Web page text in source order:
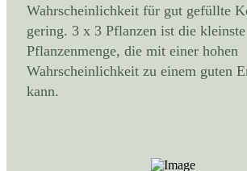
Wahrscheinlichkeit für gut gefüllte
gering. 3 x 3 Pflanzen ist die kleinste
Pflanzenmenge, die mit einer hohen
Wahrscheinlichkeit zu einem guten
kann.